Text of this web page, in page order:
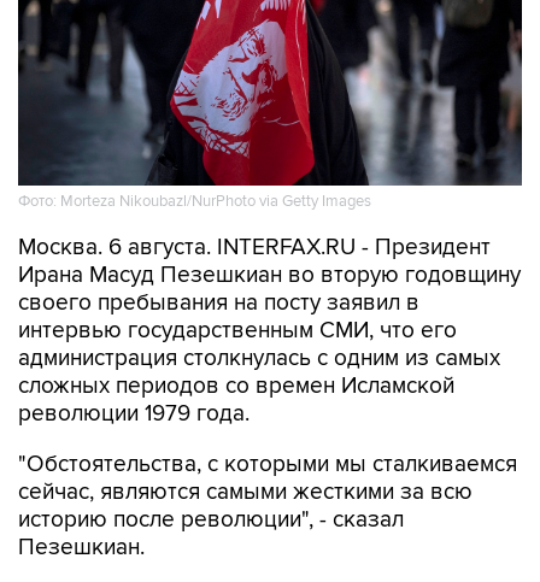
Фото: Morteza Nikoubazl/NurPhoto via Getty Images
Москва. 6 августа. INTERFAX.RU - Президент
Ирана Масуд Пезешкиан во вторую годовщину
своего пребывания на посту заявил в
интервью государственным СМИ, что его
администрация столкнулась с одним из самых
сложных периодов со времен Исламской
революции 1979 года.
"Обстоятельства, с которыми мы сталкиваемся
сейчас, являются самыми жесткими за всю
историю после революции", - сказал
Пезешкиан.